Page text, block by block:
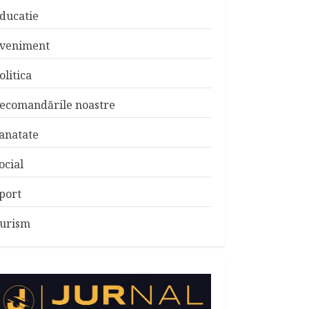
noastre